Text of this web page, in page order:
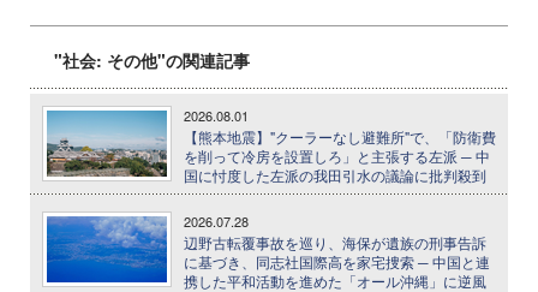
"社会: その他"の関連記事
2026.08.01
【熊本地震】"クーラーなし避難所"で、「防衛費
を削って冷房を設置しろ」と主張する左派 ─ 中
国に忖度した左派の我田引水の議論に批判殺到
2026.07.28
辺野古転覆事故を巡り、海保が遺族の刑事告訴
に基づき、同志社国際高を家宅捜索 ─ 中国と連
携した平和活動を進めた「オール沖縄」に逆風